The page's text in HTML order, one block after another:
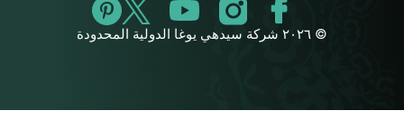
© ٢٠٢٦ شركة سيدهي يوغا الدولية المحدودة